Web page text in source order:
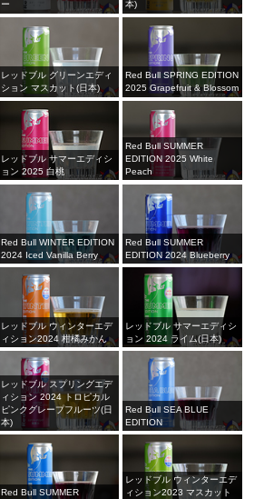
ー 本)
レッドブル グリーンエディ
ション マスカット(日本)
Red Bull SPRING EDITION
2025 Grapefruit & Blossom
レッドブル サマーエディシ
ョン 2025 白桃
Red Bull SUMMER
EDITION 2025 White
Peach
Red Bull WINTER EDITION
2024 Iced Vanilla Berry
Red Bull SUMMER
EDITION 2024 Blueberry
レッドブル ウィンターエデ
ィション2024 柑橘みかん
レッドブル サマーエディシ
ョン 2024 ライム(日本)
レッドブル スプリングエデ
ィション 2024 トロピカル
ピンクグレープフルーツ(日
本)
Red Bull SEA BLUE
EDITION
Red Bull SUMMER
レッドブル ウィンターエデ
ィション2023 マスカット